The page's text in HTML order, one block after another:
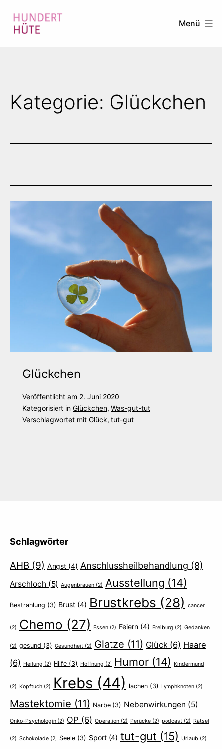
Inhalt
Menü
Kategorie: Glückchen
Glückchen
Veröffentlicht am 2. Juni 2020
Kategorisiert in Glückchen, Was-gut-tut
Verschlagwortet mit Glück, tut-gut
Schlagwörter
AHB (9) Angst (4) Anschlussheilbehandlung (8)
Arschloch (5) Augenbrauen (2) Ausstellung (14)
Bestrahlung (3) Brust (4) Brustkrebs (28) cancer
(2) Chemo (27) Essen (2) Feiern (4) Freiburg (2) Gedanken
(2) gesund (3) Gesundheit (2) Glatze (11) Glück (6) Haare
(6) Heilung (2) Hilfe (3) Hoffnung (2) Humor (14) Kindermund
(2) Kopftuch (2) Krebs (44) lachen (3) Lymphknoten (2)
Mastektomie (11) Narbe (3) Nebenwirkungen (5)
Onko-Psychologin (2) OP (6) Operation (2) Perücke (2) podcast (2) Rätsel
(2) Schokolade (2) Seele (3) Sport (4) tut-gut (15) Urlaub (2)